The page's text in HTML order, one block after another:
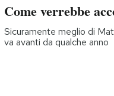
Come verrebbe
Sicuramente meglio di
va avanti da qualche anno